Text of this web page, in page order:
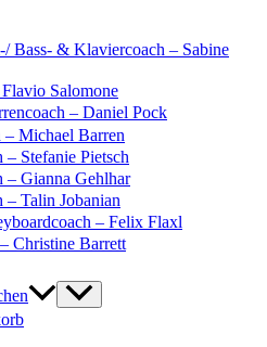
Bass- & Klaviercoach – Sabine
Salomone
– Daniel Pock
– Michael Barren
– Stefanie Pietsch
– Gianna Gehlhar
– Talin Jobanian
– Felix Flaxl
Christine Barrett